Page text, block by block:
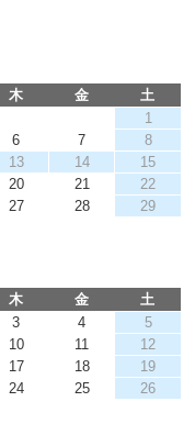
木 金
土
1
6 7
8
13 14
15
20 21
22
27 28
29
木 金
土
3 4
5
10 11
12
17 18
19
24 25
26